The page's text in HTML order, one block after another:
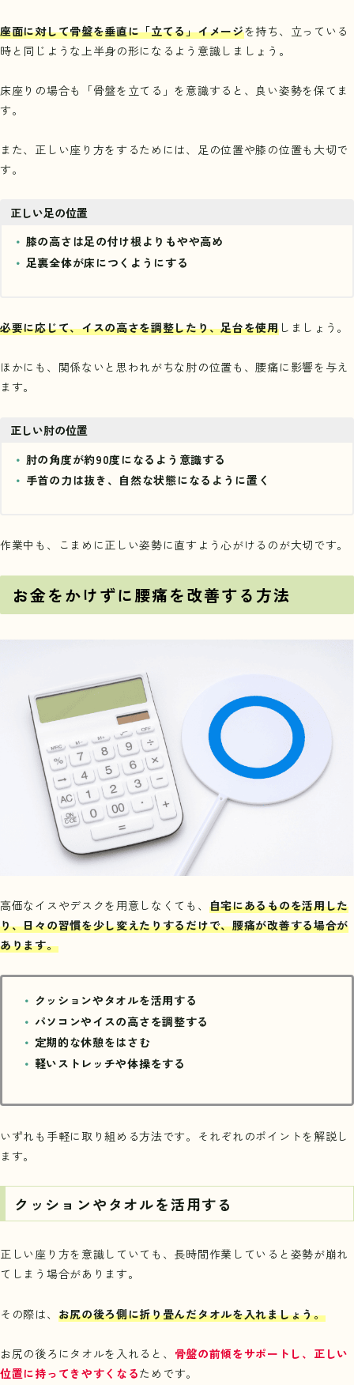
座面に対して骨盤を垂直に「立てる」イメージを持ち、立っている
時と同じような上半身の形になるよう意識しましょう。
床座りの場合も「骨盤を立てる」を意識すると、良い姿勢を保てま
す。
また、正しい座り方をするためには、足の位置や膝の位置も大切で
す。
正しい足の位置
膝の高さは足の付け根よりもやや高め
足裏全体が床につくようにする
必要に応じて、イスの高さを調整したり、足台を使用しましょう。
ほかにも、関係ないと思われがちな肘の位置も、腰痛に影響を与え
ます。
正しい肘の位置
肘の角度が約90度になるよう意識する
手首の力は抜き、自然な状態になるように置く
作業中も、こまめに正しい姿勢に直すよう心がけるのが大切です。
お金をかけずに腰痛を改善する方法
高価なイスやデスクを用意しなくても、 自宅にあるものを活用した
り、日々の習慣を少し変えたりするだけで、腰痛が改善する場合が
あります。
クッションやタオルを活用する
パソコンやイスの高さを調整する
定期的な休憩をはさむ
軽いストレッチや体操をする
いずれも手軽に取り組める方法です。それぞれのポイントを解説し
ます。
クッションやタオルを活用する
正しい座り方を意識していても、長時間作業していると姿勢が崩れ
てしまう場合があります。
その際は、 お尻の後ろ側に折り畳んだタオルを入れましょう。
お尻の後ろにタオルを入れると、 骨盤の前傾をサポートし、正しい
位置に持ってきやすくなるためです。